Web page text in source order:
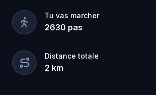
Tu vas marcher
2630 pas
Distance totale
2 km